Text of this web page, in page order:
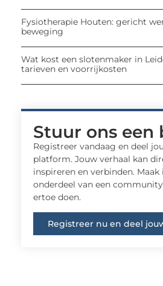
Fysiotherapie Houten: gericht
beweging
Wat kost een slotenmaker in
tarieven en voorrijkosten
Stuur ons een
Registreer vandaag en deel
platform. Jouw verhaal kan
inspireren en verbinden.
onderdeel van een
ertoe doen.
Registreer nu en deel